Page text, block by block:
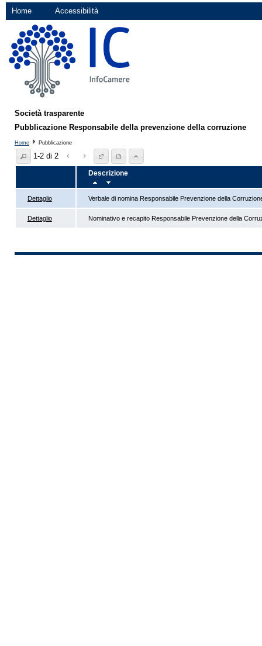
Home Accessibilità
Società trasparente
Pubblicazione Responsabile della prevenzione della corruzione
Home Pubblicazione
1-2 di 2
Descrizione
Dettaglio Verbale di nomina Responsabile Prevenzione della
Dettaglio Nominativo e recapito Responsabile Prevenzione della